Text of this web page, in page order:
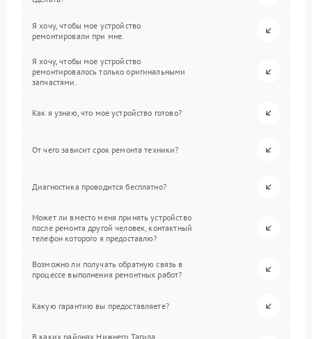
Я хочу, чтобы мое устройство
ремонтировали при мне.
Я хочу, чтобы мое устройство
ремонтировалось только оригинальными
запчастями.
Как я узнаю, что мое устройство готово?
От чего зависит срок ремонта техники?
Диагностика проводится бесплатно?
Может ли вместо меня принять устройство
после ремонта другой человек, контактный
телефон которого я предоставлю?
Возможно ли получать обратную связь в
процессе выполнения ремонтных работ?
Какую гарантию вы предоставляете?
В каких районах Нижнего Тагила